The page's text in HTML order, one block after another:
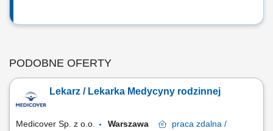
PODOBNE OFERTY
Lekarz / Lekarka Medycyny rodzinnej
Medicover Sp. z o.o. Warszawa praca zdalna /